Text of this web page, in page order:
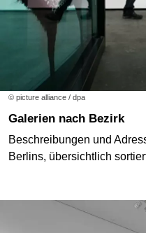
© picture alliance / dpa
Galerien nach Bezirk
Beschreibungen und
Berlins, übersichtlich